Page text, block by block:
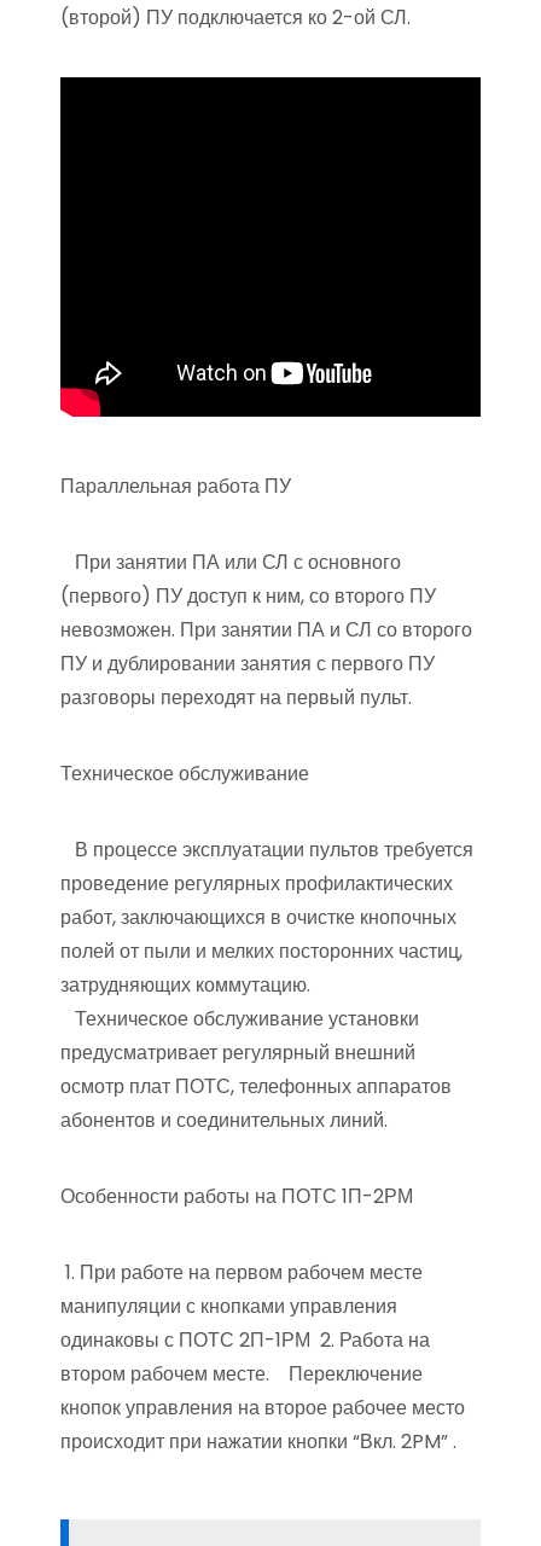
(второй) ПУ подключается ко 2-ой СЛ.
Параллельная работа ПУ
При занятии ПА или СЛ с основного
(первого) ПУ доступ к ним, со второго ПУ
невозможен. При занятии ПА и СЛ со второго
ПУ и дублировании занятия с первого ПУ
разговоры переходят на первый пульт.
Техническое обслуживание
В процессе эксплуатации пультов требуется
проведение регулярных профилактических
работ, заключающихся в очистке кнопочных
полей от пыли и мелких посторонних частиц,
затрудняющих коммутацию.
Техническое обслуживание установки
предусматривает регулярный внешний
осмотр плат ПОТС, телефонных аппаратов
абонентов и соединительных линий.
Особенности работы на ПОТС 1П-2РМ
1. При работе на первом рабочем месте
манипуляции с кнопками управления
одинаковы с ПОТС 2П-1РМ 2. Работа на
втором рабочем месте. Переключение
кнопок управления на второе рабочее место
происходит при нажатии кнопки “Вкл. 2PM” .